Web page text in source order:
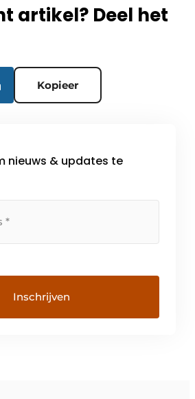
artikel? Deel het
Kopieer
nieuws & updates te